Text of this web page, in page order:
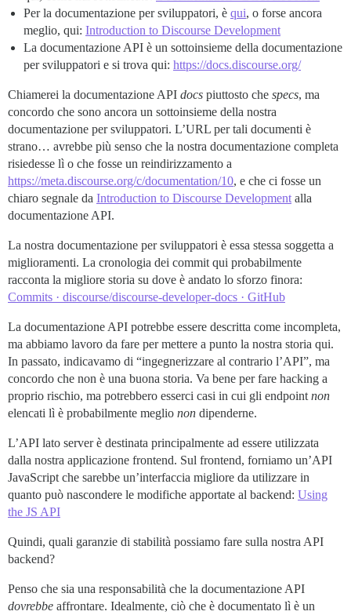
Per la documentazione per sviluppatori, è qui, o forse ancora
meglio, qui: Introduction to Discourse Development
La documentazione API è un sottoinsieme della documentazione
per sviluppatori e si trova qui: https://docs.discourse.org/
Chiamerei la documentazione API docs piuttosto che specs, ma
concordo che sono ancora un sottoinsieme della nostra
documentazione per sviluppatori. L’URL per tali documenti è
strano… avrebbe più senso che la nostra documentazione completa
risiedesse lì o che fosse un reindirizzamento a
https://meta.discourse.org/c/documentation/10, e che ci fosse un
chiaro segnale da Introduction to Discourse Development alla
documentazione API.
La nostra documentazione per sviluppatori è essa stessa soggetta a
miglioramenti. La cronologia dei commit qui probabilmente
racconta la migliore storia su dove è andato lo sforzo finora:
Commits · discourse/discourse-developer-docs · GitHub
La documentazione API potrebbe essere descritta come incompleta,
ma abbiamo lavoro da fare per mettere a punto la nostra storia qui.
In passato, indicavamo di “ingegnerizzare al contrario l’API”, ma
concordo che non è una buona storia. Va bene per fare hacking a
proprio rischio, ma potrebbero esserci casi in cui gli endpoint non
elencati lì è probabilmente meglio non dipenderne.
L’API lato server è destinata principalmente ad essere utilizzata
dalla nostra applicazione frontend. Sul frontend, forniamo un’API
JavaScript che sarebbe un’interfaccia migliore da utilizzare in
quanto può nascondere le modifiche apportate al backend: Using
the JS API
Quindi, quali garanzie di stabilità possiamo fare sulla nostra API
backend?
Penso che sia una responsabilità che la documentazione API
dovrebbe affrontare. Idealmente, ciò che è documentato lì è un